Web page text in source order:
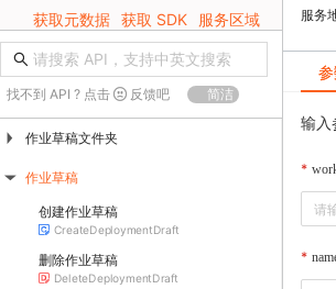
获取元数据 获取 SDK 服务区域
找不到 API ? 点击 反馈吧 简洁
▶ 作业草稿文件夹
▶ 作业草稿
创建作业草稿
CreateDeploymentDraft
删除作业草稿
DeleteDeploymentDraft
服务
输入